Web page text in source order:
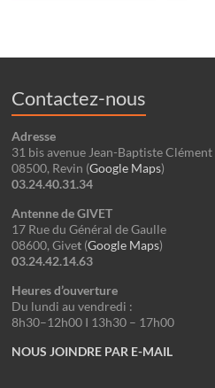
Contactez-nous
Adresse
31 bis avenue Jean-Baptiste Clément
08500, Revin (Google Maps)
03.24.40.31.34
Antenne de GIVET
17 Rue du Général de Gaulle
08600, Givet (Google Maps)
03.24.42.14.63
Heures d’ouverture
Du lundi au vendredi :
8h30–12h00 I 13h30 – 17h00
NOUS JOINDRE PAR E-MAIL